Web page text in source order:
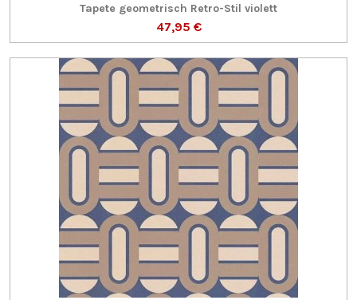
Tapete geometrisch Retro-Stil violett
47,95 €